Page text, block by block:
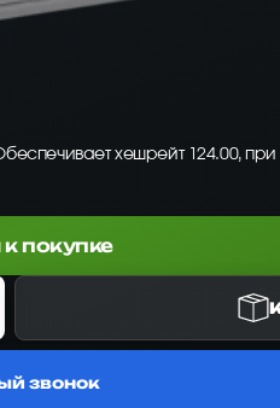
хешрейт 124.00,
покупке
звонок